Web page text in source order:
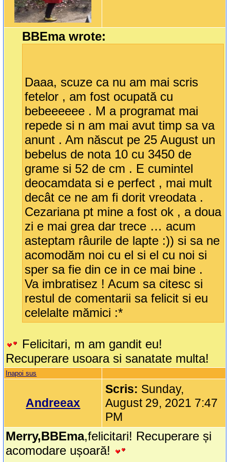
BBEma wrote:
Daaa, scuze ca nu am mai scris
fetelor , am fost ocupată cu
bebeeeeee . M a programat mai
repede si n am mai avut timp sa va
anunt . Am născut pe 25 August un
bebelus de nota 10 cu 3450 de
grame si 52 de cm . E cumintel
deocamdata si e perfect , mai mult
decât ce ne am fi dorit vreodata .
Cezariana pt mine a fost ok , a doua
zi e mai grea dar trece … acum
asteptam râurile de lapte :)) si sa ne
acomodăm noi cu el si el cu noi si
sper sa fie din ce in ce mai bine .
Va imbratisez ! Acum sa citesc si
restul de comentarii sa felicit si eu
celelalte mămici :*
Felicitari, m am gandit eu!
Recuperare usoara si sanatate multa!
Inapoi sus
Andreeax
Scris: Sunday,
August 29, 2021 7:47
PM
Merry,BBEma,felicitari! Recuperare și
acomodare ușoară!